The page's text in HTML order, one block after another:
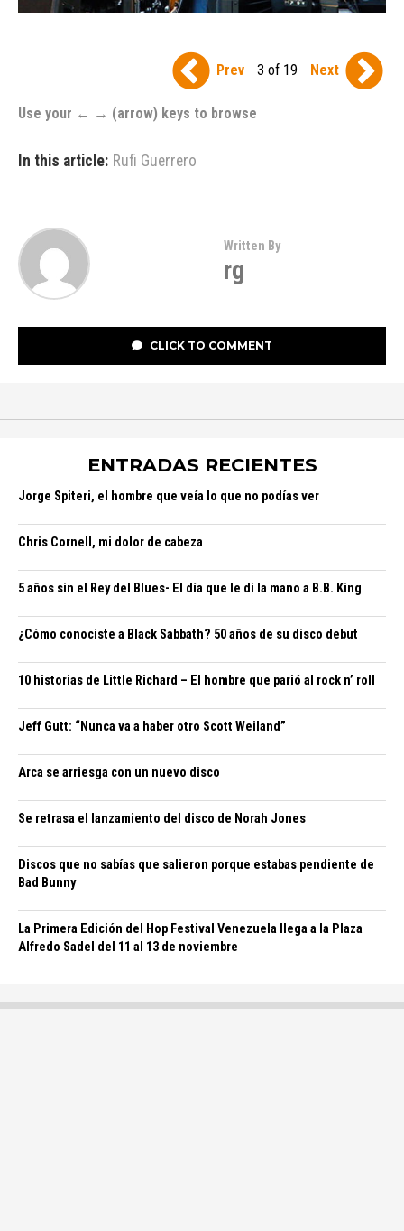
Prev 3 of 19 Next
Use your ← → (arrow) keys to browse
In this article: Rufi Guerrero
Written By
rg
CLICK TO COMMENT
ENTRADAS RECIENTES
Jorge Spiteri, el hombre que veía lo que no podías ver
Chris Cornell, mi dolor de cabeza
5 años sin el Rey del Blues- El día que le di la mano a B.B. King
¿Cómo conociste a Black Sabbath? 50 años de su disco debut
10 historias de Little Richard – El hombre que parió al rock n’ roll
Jeff Gutt: “Nunca va a haber otro Scott Weiland”
Arca se arriesga con un nuevo disco
Se retrasa el lanzamiento del disco de Norah Jones
Discos que no sabías que salieron porque estabas pendiente de
Bad Bunny
La Primera Edición del Hop Festival Venezuela llega a la Plaza
Alfredo Sadel del 11 al 13 de noviembre